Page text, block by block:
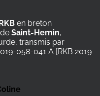
en breton
de Saint-Hernin,
transmis par
058-041 A [RKB 2019